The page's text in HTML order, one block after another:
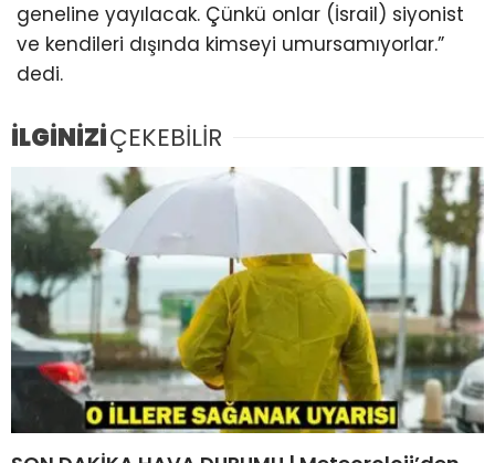
geneline yayılacak. Çünkü onlar (İsrail) siyonist
ve kendileri dışında kimseyi umursamıyorlar.”
dedi.
İLGİNİZİÇEKEBİLİR